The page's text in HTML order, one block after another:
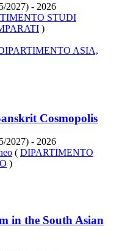
2027) - 2026
STUDI
)
ASIA,
Cosmopolis
2027) - 2026
( DIPARTIMENTO
)
in the South Asian